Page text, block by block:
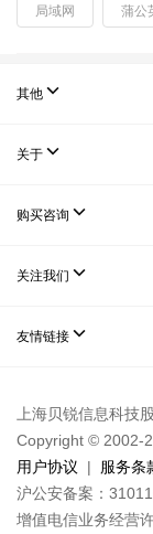
局域网 蒲公
其他 
关于 
购买咨询 
关注我们 
友情链接 
上海贝锐信息科技
Copyright © 2002-
用户协议 | 服务条
沪公安备案：
增值电信业务经营